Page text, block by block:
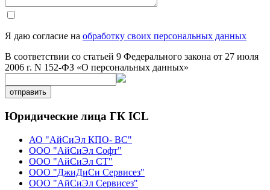
Я даю согласие на обработку своих персональных данных
В соответствии со статьей 9 Федерального закона от 27 июля
2006 г. N 152-ФЗ «О персональных данных»
отправить
Юридические лица ГК ICL
АО "АйСиЭл КПО- ВС"
ООО "АйСиЭл Софт"
ООО "АйСиЭл СТ"
ООО "ДжиДиСи Сервисез"
ООО "АйСиЭл Сервисез"